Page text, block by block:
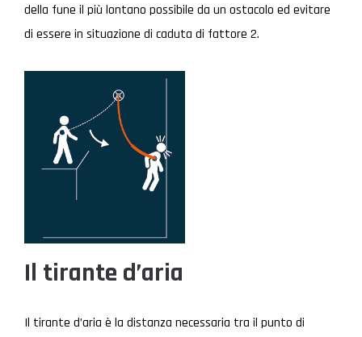
della fune il più lontano possibile da un ostacolo ed evitare
di essere in situazione di caduta di fattore 2.
Il tirante d’aria
Il tirante d’aria è la distanza necessaria tra il punto di